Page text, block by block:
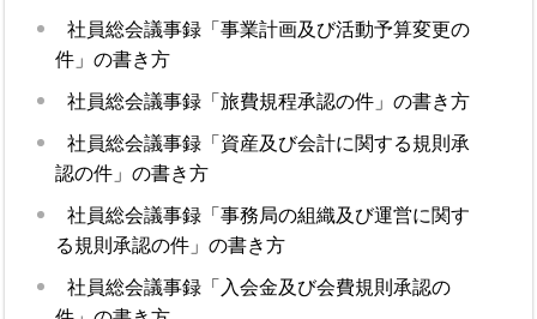
社員総会議事録「事業計画及び活動予算変更の
件」の書き方
社員総会議事録「旅費規程承認の件」の書き方
社員総会議事録「資産及び会計に関する規則承
認の件」の書き方
社員総会議事録「事務局の組織及び運営に関す
る規則承認の件」の書き方
社員総会議事録「入会金及び会費規則承認の